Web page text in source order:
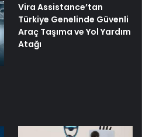
Vira Assistance’tan
Türkiye Genelinde Güvenli
Araç Taşıma ve Yol Yardım
Atağı